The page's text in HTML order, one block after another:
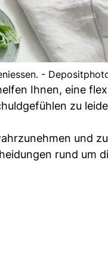
-
Ihnen, eine
zu
und
rund um